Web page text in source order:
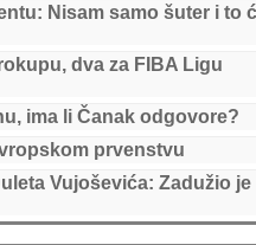
Nisam samo šuter i to
dva za FIBA Ligu
ima li Čanak odgovore?
prvenstvu
Vujoševića: Zadužio je